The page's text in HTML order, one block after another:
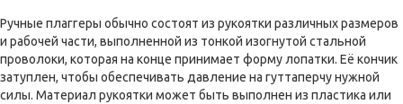
Ручные плаггеры обычно состоят из рукоятки различных размеров
и рабочей части, выполненной из тонкой изогнутой стальной
проволоки, которая на конце принимает форму лопатки. Её кончик
затуплен, чтобы обеспечивать давление на гуттаперчу нужной
силы. Материал рукоятки может быть выполнен из пластика или